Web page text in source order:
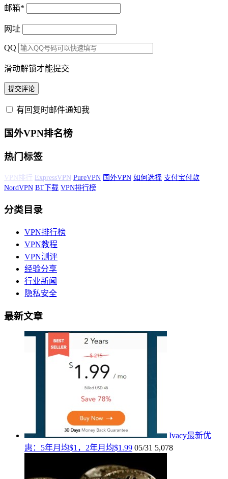
邮箱*
网址
QQ
滑动解锁才能提交
有回复时邮件通知我
国外VPN排名榜
热门标签
VPN测评 VPN排行 ExpressVPN PureVPN 国外VPN 如何选择 支付宝付
款 NordVPN BT下载 VPN排行榜
分类目录
VPN排行榜
VPN教程
VPN测评
经验分享
行业新闻
隐私安全
最新文章
Ivacy最新优
惠：5年月均$1，2年月均$1.99 05/31 5,078